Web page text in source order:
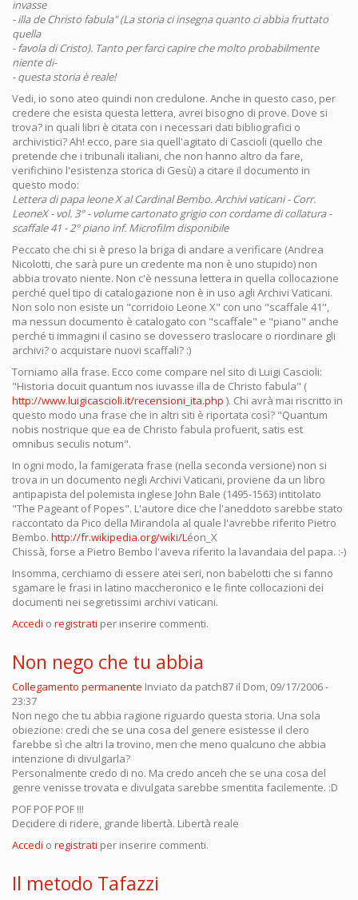
invasse
- illa de Christo fabula" (La storia ci insegna quanto ci abbia fruttato
quella
- favola di Cristo). Tanto per farci capire che molto probabilmente
niente di-
- questa storia è reale!
Vedi, io sono ateo quindi non credulone. Anche in questo caso, per
credere che esista questa lettera, avrei bisogno di prove. Dove si
trova? in quali libri è citata con i necessari dati bibliografici o
archivistici? Ah! ecco, pare sia quell'agitato di Cascioli (quello che
pretende che i tribunali italiani, che non hanno altro da fare,
verifichino l'esistenza storica di Gesù) a citare il documento in
questo modo:
Lettera di papa leone X al Cardinal Bembo. Archivi vaticani - Corr.
LeoneX - vol. 3° - volume cartonato grigio con cordame di collatura -
scaffale 41 - 2° piano inf. Microfilm disponibile
Peccato che chi si è preso la briga di andare a verificare (Andrea
Nicolotti, che sarà pure un credente ma non è uno stupido) non
abbia trovato niente. Non c'è nessuna lettera in quella collocazione
perché quel tipo di catalogazione non è in uso agli Archivi Vaticani.
Non solo non esiste un "corridoio Leone X" con uno "scaffale 41",
ma nessun documento è catalogato con "scaffale" e "piano" anche
perché ti immagini il casino se dovessero traslocare o riordinare gli
archivi? o acquistare nuovi scaffali? :)
Torniamo alla frase. Ecco come compare nel sito di Luigi Cascioli:
"Historia docuit quantum nos iuvasse illa de Christo fabula" (
http://www.luigicascioli.it/recensioni_ita.php ). Chi avrà mai riscritto in
questo modo una frase che in altri siti è riportata così? "Quantum
nobis nostrique que ea de Christo fabula profuerit, satis est
omnibus seculis notum".
In ogni modo, la famigerata frase (nella seconda versione) non si
trova in un documento negli Archivi Vaticani, proviene da un libro
antipapista del polemista inglese John Bale (1495-1563) intitolato
"The Pageant of Popes". L'autore dice che l'aneddoto sarebbe stato
raccontato da Pico della Mirandola al quale l'avrebbe riferito Pietro
Bembo. http://fr.wikipedia.org/wiki/Léon_X
Chissà, forse a Pietro Bembo l'aveva riferito la lavandaia del papa. :-)
Insomma, cerchiamo di essere atei seri, non babelotti che si fanno
sgamare le frasi in latino maccheronico e le finte collocazioni dei
documenti nei segretissimi archivi vaticani.
Accedi o registrati per inserire commenti.
Non nego che tu abbia
Collegamento permanente Inviato da patch87 il Dom, 09/17/2006 -
23:37
Non nego che tu abbia ragione riguardo questa storia. Una sola
obiezione: credi che se una cosa del genere esistesse il clero
farebbe sì che altri la trovino, men che meno qualcuno che abbia
intenzione di divulgarla?
Personalmente credo di no. Ma credo anceh che se una cosa del
genre venisse trovata e divulgata sarebbe smentita facilemente. :D
POF POF POF !!!
Decidere di ridere, grande libertà. Libertà reale
Accedi o registrati per inserire commenti.
Il metodo Tafazzi